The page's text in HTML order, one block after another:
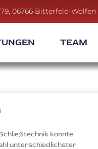
06766 Bitterfeld-Wolfen
TEAM
konnte
unterschiedlichster